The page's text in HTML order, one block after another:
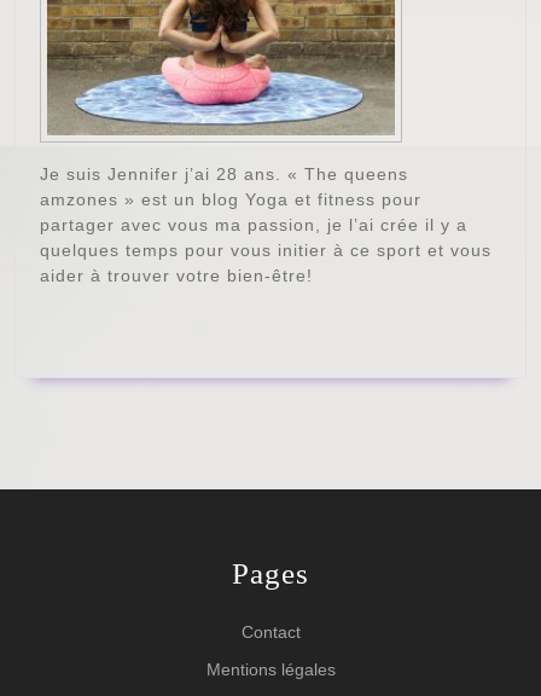
Je suis Jennifer j’ai 28 ans. « The queens
amzones » est un blog Yoga et fitness pour
partager avec vous ma passion, je l’ai crée il y a
quelques temps pour vous initier à ce sport et vous
aider à trouver votre bien-être!
Pages
Contact
Mentions légales